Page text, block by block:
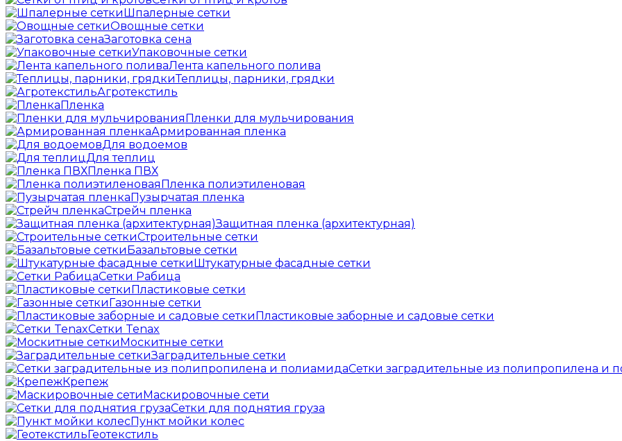
Шпалерные сетки
Овощные сетки
Заготовка сена
Упаковочные сетки
Лента капельного полива
Теплицы, парники, грядки
Агротекстиль
Пленка
Пленки для мульчирования
Армированная пленка
Для водоемов
Для теплиц
Пленка ПВХ
Пленка полиэтиленовая
Пузырчатая пленка
Cтрейч пленка
Защитная пленка (архитектурная)
Строительные сетки
Базальтовые сетки
Штукатурные фасадные сетки
Сетки Рабица
Пластиковые сетки
Газонные сетки
Пластиковые заборные и садовые сетки
Сетки Tenax
Москитные сетки
Заградительные сетки
Сетки заградительные из полипропилена и
Крепеж
Маскировочные сети
Сетки для поднятия груза
Пункт мойки колес
Геотекстиль